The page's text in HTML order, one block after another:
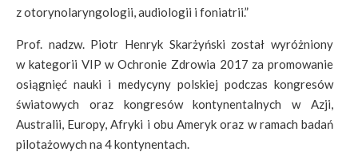
z otorynolaryngologii, audiologii i foniatrii.”
Prof. nadzw. Piotr Henryk Skarżyński został wyróżniony
w kategorii VIP w Ochronie Zdrowia 2017 za promowanie
osiągnięć nauki i medycyny polskiej podczas kongresów
światowych oraz kongresów kontynentalnych w Azji,
Australii, Europy, Afryki i obu Ameryk oraz w ramach badań
pilotażowych na 4 kontynentach.